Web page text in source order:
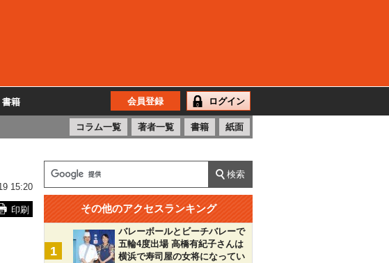
書籍 会員登録 ログイン
コラム一覧 著者一覧 書籍 紙面
15:20
印刷 その他のアクセスランキング
1
バレーボールとビーチバレーで
五輪4度出場 高橋有紀子さんは
横浜で寿司屋の女将になってい